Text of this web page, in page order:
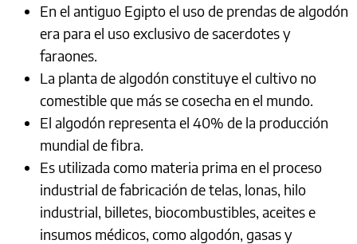
En el antiguo Egipto el uso de prendas de algodón
era para el uso exclusivo de sacerdotes y
faraones.
La planta de algodón constituye el cultivo no
comestible que más se cosecha en el mundo.
El algodón representa el 40% de la producción
mundial de fibra.
Es utilizada como materia prima en el proceso
industrial de fabricación de telas, lonas, hilo
industrial, billetes, biocombustibles, aceites e
insumos médicos, como algodón, gasas y